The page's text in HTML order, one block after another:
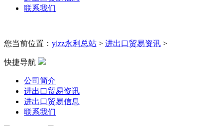
联系我们
您当前位置： ylzz永利总站 > 进出口贸易资讯 >
快捷导航
公司简介
进出口贸易资讯
进出口贸易信息
联系我们